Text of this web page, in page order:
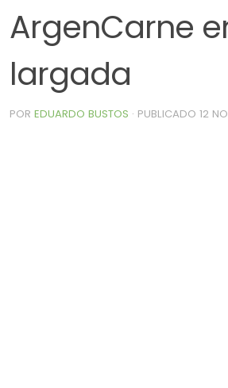
ArgenCarne
largada
POR EDUARDO BUSTOS · PUBLICADO 12